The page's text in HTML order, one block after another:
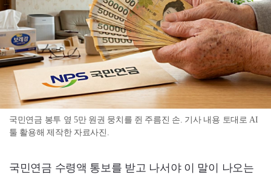
국민연금 봉투 옆 5만 원권 뭉치를 쥔 주름진 손. 기사 내용 토대로 AI
툴 활용해 제작한 자료사진.
국민연금 수령액 통보를 받고 나서야 이 말이 나오는